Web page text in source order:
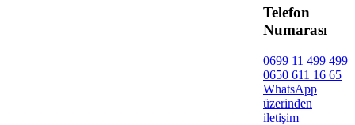
Telefon
Numarası
0699 11 499 499
0650 611 16 65
WhatsApp
üzerinden
iletişim